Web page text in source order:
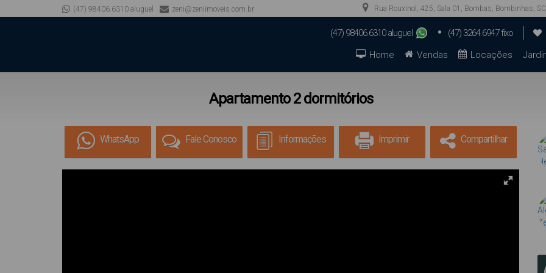
Rua Rouxinol , 425, Sala 01 , Bombas, Bombinhas, SC
(47) 98406.6310 aluguel zeni@zeniimoveis.com.br
(47) 98406.6310 aluguel
(47) 3264.6947 fixo
Locações
Vendas
Home
Apartamento 2 dormitórios
WhatsApp Fale Conosco Informações Imprimir Compartilhar